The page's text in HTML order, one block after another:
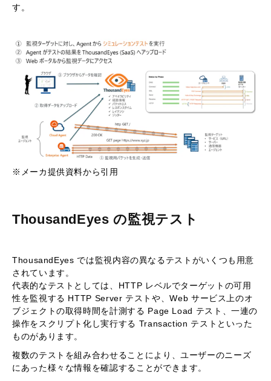
す。
※メーカ提供資料から引用
ThousandEyes の監視テスト
ThousandEyes では監視内容の異なるテストがいくつも用意
されています。
代表的なテストとしては、HTTP レベルでターゲットの可用
性を監視する HTTP Server テストや、Web サービス上のオ
ブジェクトの取得時間を計測する Page Load テスト、一連の
操作をスクリプト化し実行する Transaction テストといった
ものがあります。
複数のテストを組み合わせることにより、ユーザーのニーズ
にあった様々な情報を確認することができます。